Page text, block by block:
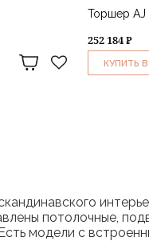
Торшер AJ
252 184 ₽
КУПИТЬ В
потолочные,
модели с